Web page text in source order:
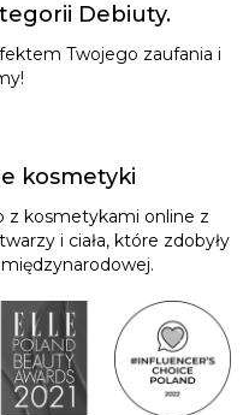
Debiuty.
Twojego zaufania i
kosmetyki
z kosmetykami online z
i ciała, które zdobyły